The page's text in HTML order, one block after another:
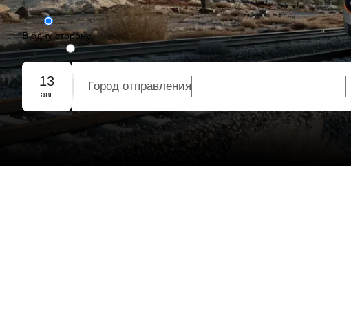
В одну сторону
Туда-обратно
Групповое бронирование
13
авг.
Город отправления